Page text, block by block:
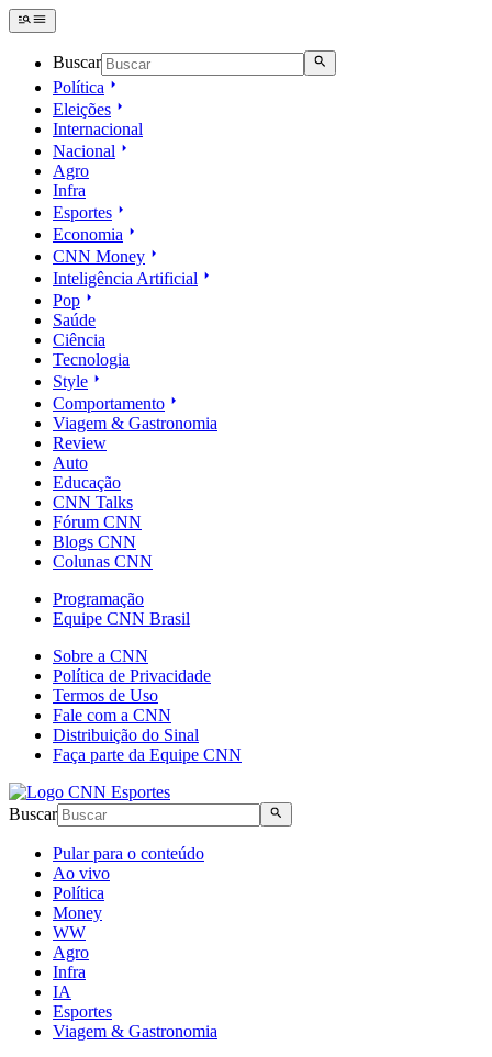
Buscar
Política
Eleições
Internacional
Nacional
Agro
Infra
Esportes
Economia
CNN Money
Inteligência Artificial
Pop
Saúde
Ciência
Tecnologia
Style
Comportamento
Viagem & Gastronomia
Review
Auto
Educação
CNN Talks
Fórum CNN
Blogs CNN
Colunas CNN
Programação
Equipe CNN Brasil
Sobre a CNN
Política de Privacidade
Termos de Uso
Fale com a CNN
Distribuição do Sinal
Faça parte da Equipe CNN
Buscar
Pular para o conteúdo
Ao vivo
Política
Money
WW
Agro
Infra
IA
Esportes
Viagem & Gastronomia